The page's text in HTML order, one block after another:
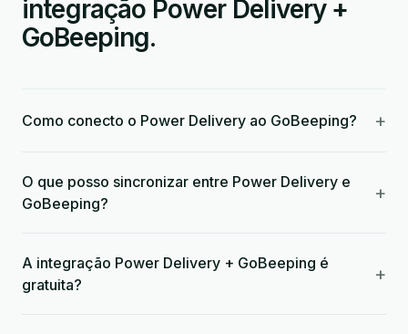
integração Power Delivery +
GoBeeping.
Como conecto o Power Delivery ao GoBeeping? +
O que posso sincronizar entre Power Delivery e
GoBeeping?
+
A integração Power Delivery + GoBeeping é
gratuita?
+